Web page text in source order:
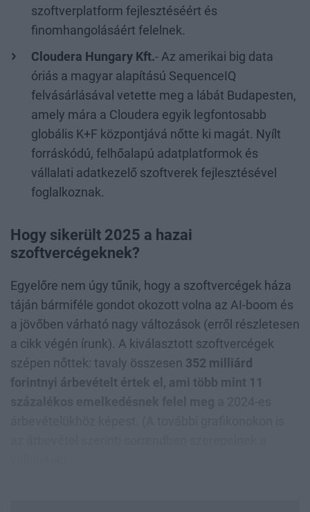
szoftverplatform fejlesztéséért és
finomhangolásáért felelnek.
Cloudera Hungary Kft.- Az amerikai big data
óriás a magyar alapítású SequenceIQ
felvásárlásával vetette meg a lábát Budapesten,
amely mára a Cloudera egyik legfontosabb
globális K+F központjává nőtte ki magát. Nyílt
forráskódú, felhőalapú adatplatformok és
vállalati adatkezelő szoftverek fejlesztésével
foglalkoznak.
Hogy sikerült 2025 a hazai
szoftvercégeknek?
Egyelőre nem úgy tűnik, hogy a szoftvercégek háza
táján bármiféle gondot okozott volna az AI-boom és
a jövőben várható nagy változások (erről részletesen
a cikk végén írunk). A kiválasztott szoftvercégek
szépen nőttek: tavaly összesen 352 milliárd
forintnyi árbevételt értek el, ami több mint 11